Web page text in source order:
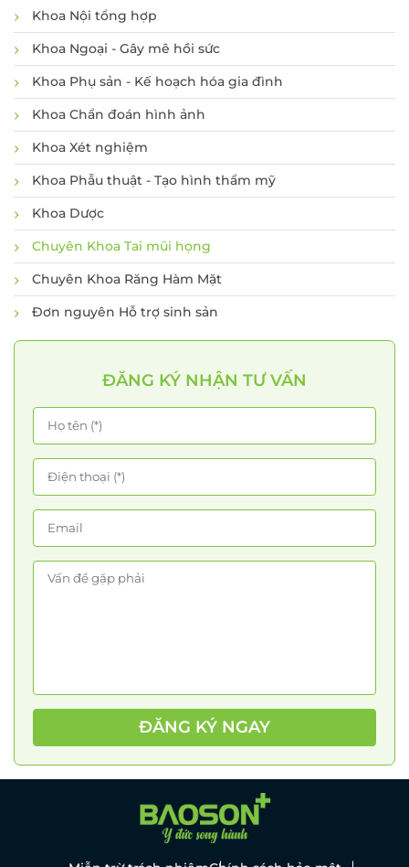
ĐĂNG KÝ KHÁM
Khoa Nội tổng hợp
Khoa Ngoại - Gây mê hồi sức
Khoa Phụ sản - Kế hoạch hóa gia đình
Khoa Chẩn đoán hình ảnh
Khoa Xét nghiệm
Khoa Phẫu thuật - Tạo hình thẩm mỹ
Khoa Dược
Chuyên Khoa Tai mũi họng
Chuyên Khoa Răng Hàm Mặt
Đơn nguyên Hỗ trợ sinh sản
ĐĂNG KÝ NHẬN TƯ VẤN
ĐĂNG KÝ NGAY